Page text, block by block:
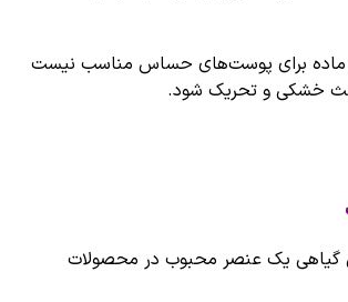
ماده برای پوست‌های حساس مناسب نیست
خشکی و تحریک شود.
گیاهی یک عنصر محبوب در محصولات